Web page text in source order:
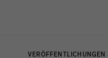
VERÖFFENTLICHUNGEN